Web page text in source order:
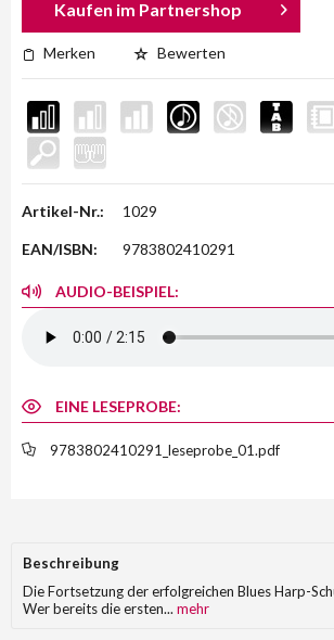
Kaufen im Partnershop
Merken Bewerten
Artikel-Nr.: 1029
EAN/ISBN: 9783802410291
AUDIO-BEISPIEL:
EINE LESEPROBE:
9783802410291_leseprobe_01.pdf
Beschreibung
Die Fortsetzung der erfolgreichen Blues Harp-
Wer bereits die ersten... mehr